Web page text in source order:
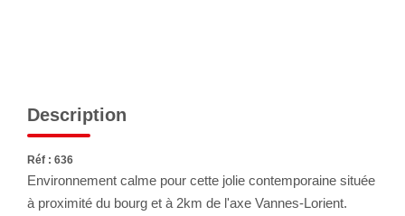
Description
Réf : 636
Environnement calme pour cette jolie contemporaine située
à proximité du bourg et à 2km de l'axe Vannes-Lorient.